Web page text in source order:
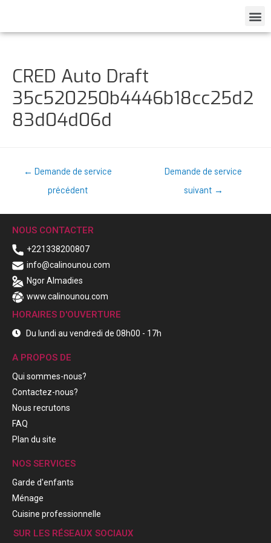
CRED Auto Draft
35c520250b4446b18cc25d2
83d04d06d
← Demande de service
précédent
Demande de service
suivant →
NOUS CONTACTER
+221338200807
info@calinounou.com
Ngor Almadies
www.calinounou.com
HORAIRES D'OUVERTURE
Du lundi au vendredi de 08h00 - 17h
A PROPOS DE
Qui sommes-nous?
Contactez-nous?
Nous recrutons
FAQ
Plan du site
NOS SERVICES
Garde d'enfants
Ménage
Cuisine professionnelle
SUR LES RÉSEAUX SOCIAUX